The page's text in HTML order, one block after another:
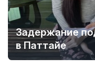
Задержание
в Паттайе